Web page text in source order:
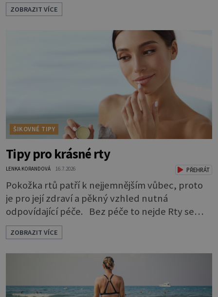
psa více všímat, aby vám neunikly důležité
signály, že něco není v pořádku. Včasná péče
mu může prodloužit i zkvalitnit život. Hůře
mohou mít v nepořádku zažívání.
ZOBRAZIT VÍCE
ŠIKOVNÉ TIPY
Tipy pro krásné rty
LENKA KORANDOVÁ 16.7.2026 PŘEHRÁT
Pokožka rtů patří k nejjemnějším vůbec, proto
je pro její zdraví a pěkný vzhled nutná
odpovídající péče. Bez péče to nejde Rty se
neliší jen barvou, ale také mnohem tenčí
povrchovou vrstvou než ostatní pleť a pokožka.
Nezvláčňují je žádné mazové žlázy, proto jsou
rty mnohem choulostivější a náchylné k
vysychání a praskání. Balzám na rty je proto
nutnou základní výbavou, pokud chce
ZOBRAZIT VÍCE